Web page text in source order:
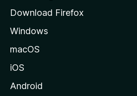
l
d
o
z
Download Firefox
Windows
macOS
iOS
Android